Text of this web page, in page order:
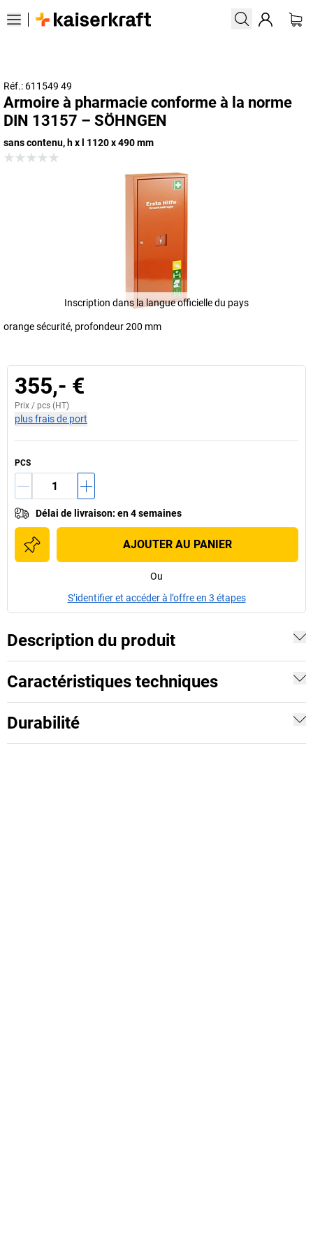
Réf.: 611549 49
Armoire à pharmacie conforme à la norme
DIN 13157 – SÖHNGEN
sans contenu, h x l 1120 x 490 mm
Inscription dans la langue officielle du pays
orange sécurité, profondeur 200 mm
355,- €
Prix / pcs (HT)
plus frais de port
PCS
Délai de livraison: en 4 semaines
AJOUTER AU PANIER
Ou
S’identifier et accéder à l’offre en 3 étapes
Description du produit
Caractéristiques techniques
Durabilité